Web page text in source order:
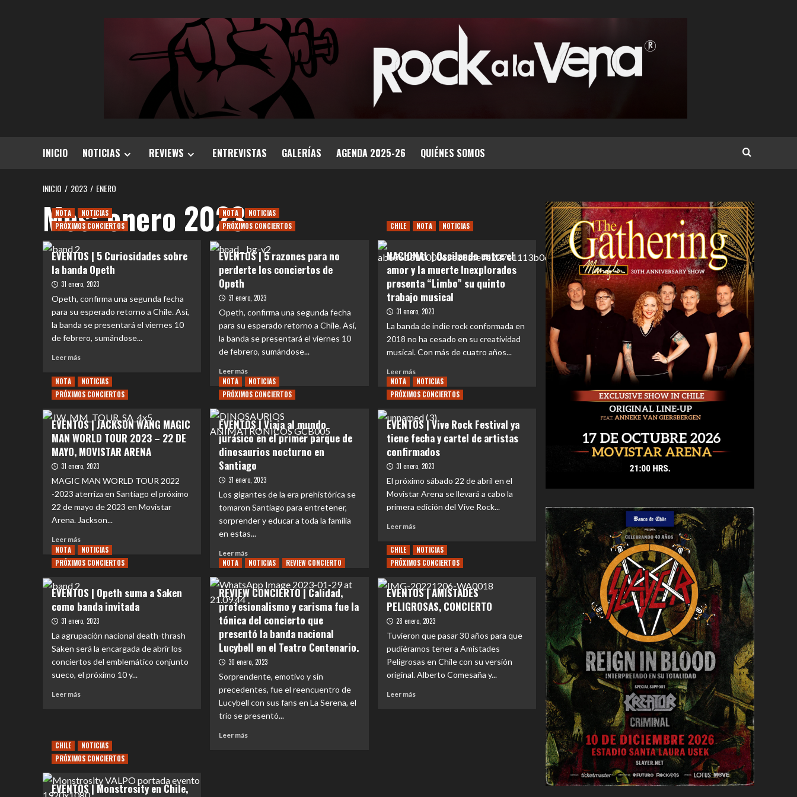
INICIO NOTICIAS REVIEWS ENTREVISTAS GALERÍAS AGENDA 2025-26 QUIÉNES SOMOS
INICIO 2023 ENERO
Mes:enero 2023
NOTA
NOTICIAS
PRÓXIMOS CONCIERTOS
EVENTOS | 5 Curiosidades sobre
la banda Opeth
31 enero, 2023
Opeth, confirma una segunda fecha
para su esperado retorno a Chile. Así,
la banda se presentará el viernes 10
de febrero, sumándose...
Leer más
sobre
EVENTOS
|
Curiosidades
sobre
la
banda
Opeth
NOTA
NOTICIAS
PRÓXIMOS CONCIERTOS
EVENTOS | 5 razones para no
perderte los conciertos de
Opeth
31 enero, 2023
Opeth, confirma una segunda fecha
para su esperado retorno a Chile. Así,
la banda se presentará el viernes 10
de febrero, sumándose...
Leer más
más
sobre
|
5
razones
para
perderte
los
conciertos
de
Opeth
CHILE NOTA NOTICIAS
NACIONAL | Oscilando entre el
amor y la muerte Inexplorados
presenta “Limbo” su quinto
trabajo musical
31 enero, 2023
La banda de indie rock conformada en
2018 no ha cesado en su creatividad
musical. Con más de cuatro años...
Leer másLeer
más
sobre
|
Oscilando
entre
el
y
la
muerte
Inexplorados
“Limbo”
quinto
trabajo
NOTA
NOTICIAS
PRÓXIMOS CONCIERTOS
EVENTOS | JACKSON WANG MAGIC
MAN WORLD TOUR 2023 – 22 DE
MAYO, MOVISTAR ARENA
31 enero, 2023
MAGIC MAN WORLD TOUR 2022
-2023 aterriza en Santiago el próximo
22 de mayo de 2023 en Movistar
Arena. Jackson...
Leer más
más
sobre
JACKSON
WANG
MAGIC
MAN
WORLD
TOUR
2023
–
DE
NOTA
NOTICIAS
PRÓXIMOS CONCIERTOS
EVENTOS | Viaja al mundo
jurásico en el primer parque de
dinosaurios nocturno en
Santiago
31 enero, 2023
Los gigantes de la era prehistórica se
tomaron Santiago para entretener,
sorprender y educar a toda la familia
en estas...
Leer más
más
EVENTOS
|
Viaja
al
mundo
jurásico
en
el
primer
parque
de
nocturno
NOTA
NOTICIAS
PRÓXIMOS CONCIERTOS
EVENTOS | Vive Rock Festival ya
tiene fecha y cartel de artistas
confirmados
31 enero, 2023
El próximo sábado 22 de abril en el
Movistar Arena se llevará a cabo la
primera edición del Vive Rock...
Leer másLeer
sobre
EVENTOS
|
Vive
Rock
Festival
tiene
fecha
y
cartel
de
confirmados
NOTA
NOTICIAS
PRÓXIMOS CONCIERTOS
EVENTOS | Opeth suma a Saken
como banda invitada
31 enero, 2023
La agrupación nacional death-thrash
Saken será la encargada de abrir los
conciertos del emblemático conjunto
sueco, el próximo 10 y...
Leer más
Opeth
suma
Saken
como
NOTA NOTICIAS REVIEW CONCIERTO
REVIEW CONCIERTO | Calidad,
profesionalismo y carisma fue la
tónica del concierto que
presentó la banda nacional
Lucybell en el Teatro Centenario.
30 enero, 2023
Sorprendente, emotivo y sin
precedentes, fue el reencuentro de
Lucybell con sus fans en La Serena, el
trío se presentó...
Leer más
CHILE
NOTICIAS
PRÓXIMOS CONCIERTOS
EVENTOS | AMISTADES
PELIGROSAS, CONCIERTO
28 enero, 2023
Tuvieron que pasar 30 años para que
pudiéramos tener a Amistades
Peligrosas en Chile con su versión
original. Alberto Comesaña y...
Leer másLeer
CHILE
NOTICIAS
PRÓXIMOS CONCIERTOS
EVENTOS | Monstrosity en Chile,